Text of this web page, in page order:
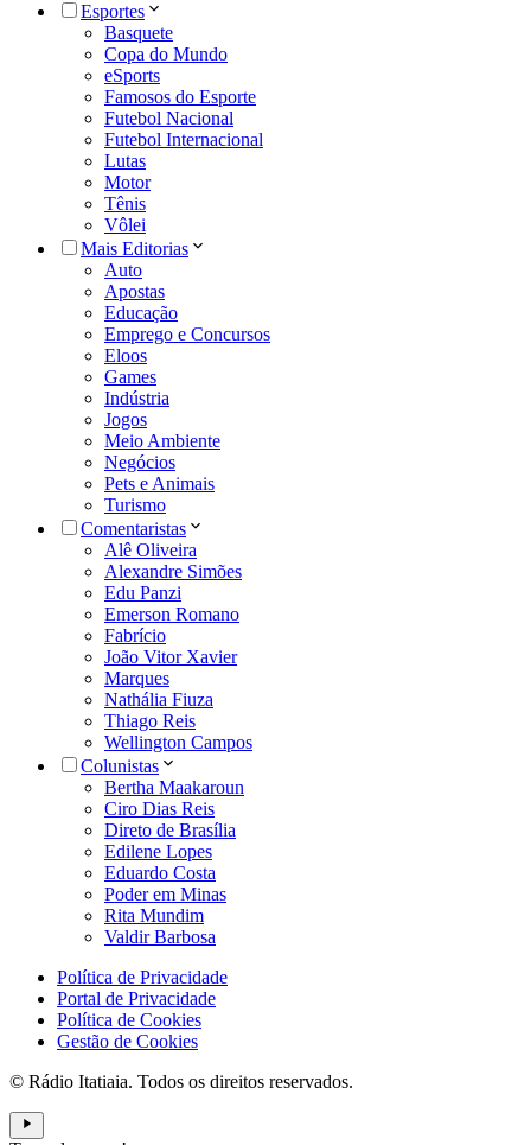
Esportes
Basquete
Copa do Mundo
eSports
Famosos do Esporte
Futebol Nacional
Futebol Internacional
Lutas
Motor
Tênis
Vôlei
Mais Editorias
Auto
Apostas
Educação
Emprego e Concursos
Eloos
Games
Indústria
Jogos
Meio Ambiente
Negócios
Pets e Animais
Turismo
Comentaristas
Alê Oliveira
Alexandre Simões
Edu Panzi
Emerson Romano
Fabrício
João Vitor Xavier
Marques
Nathália Fiuza
Thiago Reis
Wellington Campos
Colunistas
Bertha Maakaroun
Ciro Dias Reis
Direto de Brasília
Edilene Lopes
Eduardo Costa
Poder em Minas
Rita Mundim
Valdir Barbosa
Política de Privacidade
Portal de Privacidade
Política de Cookies
Gestão de Cookies
© Rádio Itatiaia. Todos os direitos reservados.